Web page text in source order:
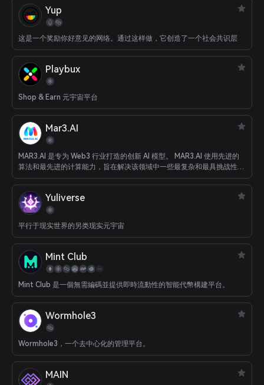
Yup
这是一个奖励你好意见的网络。通过这样做，它创造了一个社会共识层
Playbux
Shop & Earn 元宇宙平台
Mar3.AI
MAR3.AI 是专为 Web3 行业打造的创新 AI 模型。 MAR3.AI 使用先进的
算法和最先进的计算能力，旨在解决该领域中一些最复杂和最具挑战性的
问题。 借助 MAR3.AI，各种背景的用户都可以轻松获取保持领先所需的
Yuliverse
平行于现实世界的另类现实元宇宙
Mint Club
Mint Club 是一個無需編碼並提供即時流動性的智能代幣構建平台。
Wormhole3
Wormhole3，一个去中心化的管理平台。
MAIN